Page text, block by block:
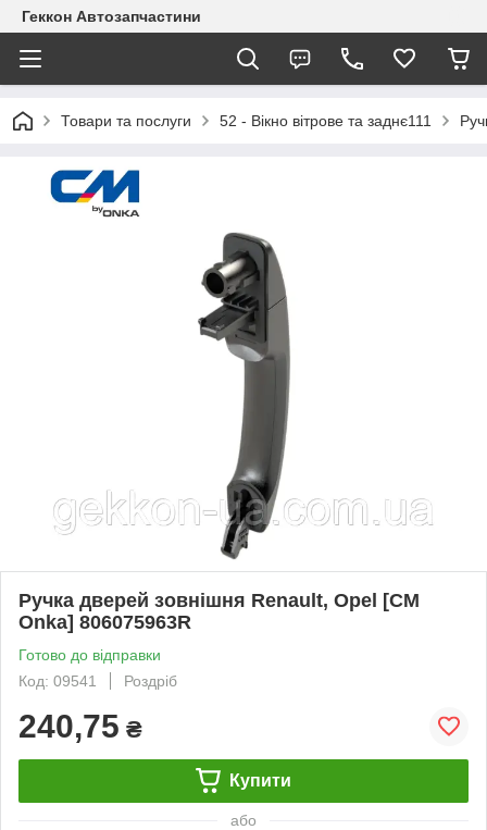
Геккон Автозапчастини
Товари та послуги 52 - Вікно вітрове та заднє111
Ручка дверей зовнішня Renault, Opel [CM
Onka] 806075963R
Готово до відправки
Код: 09541
Роздріб
240,75 ₴
Купити
або